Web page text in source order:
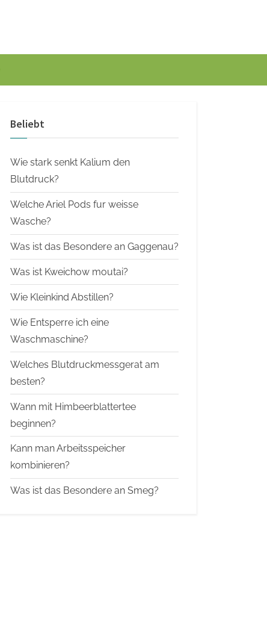
Beliebt
Wie stark senkt Kalium den
Blutdruck?
Welche Ariel Pods fur weisse
Wasche?
Was ist das Besondere an Gaggenau?
Was ist Kweichow moutai?
Wie Kleinkind Abstillen?
Wie Entsperre ich eine
Waschmaschine?
Welches Blutdruckmessgerat am
besten?
Wann mit Himbeerblattertee
beginnen?
Kann man Arbeitsspeicher
kombinieren?
Was ist das Besondere an Smeg?